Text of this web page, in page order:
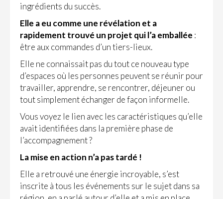
ingrédients du succès.
Elle a eu comme une révélation et a
rapidement trouvé un projet qui l’a emballée :
être aux commandes d’un tiers-lieux.
Elle ne connaissait pas du tout ce nouveau type
d’espaces où les personnes peuvent se réunir pour
travailler, apprendre, se rencontrer, déjeuner ou
tout simplement échanger de façon informelle.
Vous voyez le lien avec les caractéristiques qu’elle
avait identifiées dans la première phase de
l’accompagnement ?
La mise en action n’a pas tardé !
Elle a retrouvé une énergie incroyable, s’est
inscrite à tous les événements sur le sujet dans sa